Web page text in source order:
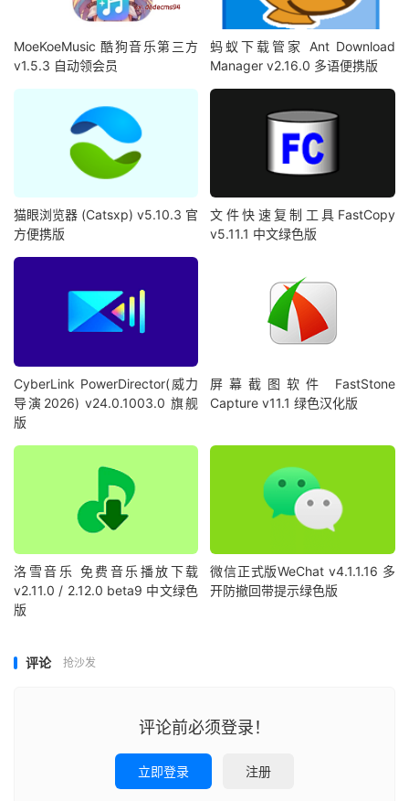
MoeKoeMusic 酷狗音乐第三方
v1.5.3 自动领会员
蚂蚁下载管家 Ant Download
Manager v2.16.0 多语便携版
猫眼浏览器 (Catsxp) v5.10.3 官
方便携版
文件快速复制工具FastCopy
v5.11.1 中文绿色版
CyberLink PowerDirector(威力
导演2026) v24.0.1003.0 旗舰
版
屏幕截图软件 FastStone
Capture v11.1 绿色汉化版
洛雪音乐 免费音乐播放下载
v2.11.0 / 2.12.0 beta9 中文绿色
版
微信正式版WeChat v4.1.1.16 多
开防撤回带提示绿色版
评论 抢沙发
评论前必须登录！
立即登录 注册